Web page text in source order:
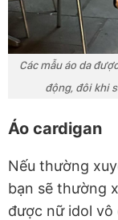
Các mẫu áo da
động, đôi khi
Áo cardigan
Nếu thường
bạn sẽ thường
được nữ idol vô